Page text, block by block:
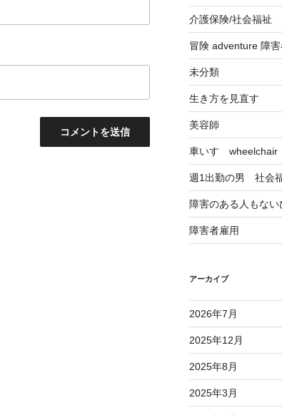
介護保険/社会福祉
冒険 adventure 障
未分類
生き方を見直す
美容師
車いす wheelchair
週1出勤の男 社会
障害のある人もない
障害者雇用
アーカイブ
2026年7月
2025年12月
2025年8月
2025年3月